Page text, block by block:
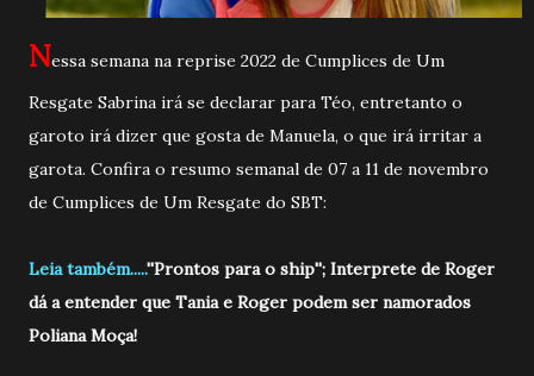
Nessa semana na reprise 2022 de Cumplices de Um
Resgate Sabrina irá se declarar para Téo, entretanto o
garoto irá dizer que gosta de Manuela, o que irá irritar a
garota. Confira o resumo semanal de 07 a 11 de novembro
de Cumplices de Um Resgate do SBT:
Leia também.....''Prontos para o ship''; Interprete de Roger
dá a entender que Tania e Roger podem ser namorados
Poliana Moça!